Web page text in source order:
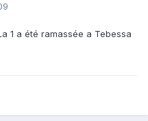
1 a été ramassée a Tebessa